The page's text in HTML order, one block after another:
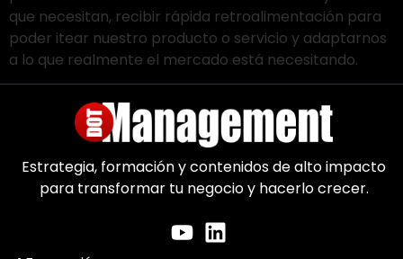
que necesitan, recibir rápida retroalimentación para
poder itear nuestro producto o servicio y adaptarnos
a lo que realmente el mercado está necesitando.
Estrategia, formación y contenidos de alto impacto
para transformar tu negocio y hacerlo crecer.